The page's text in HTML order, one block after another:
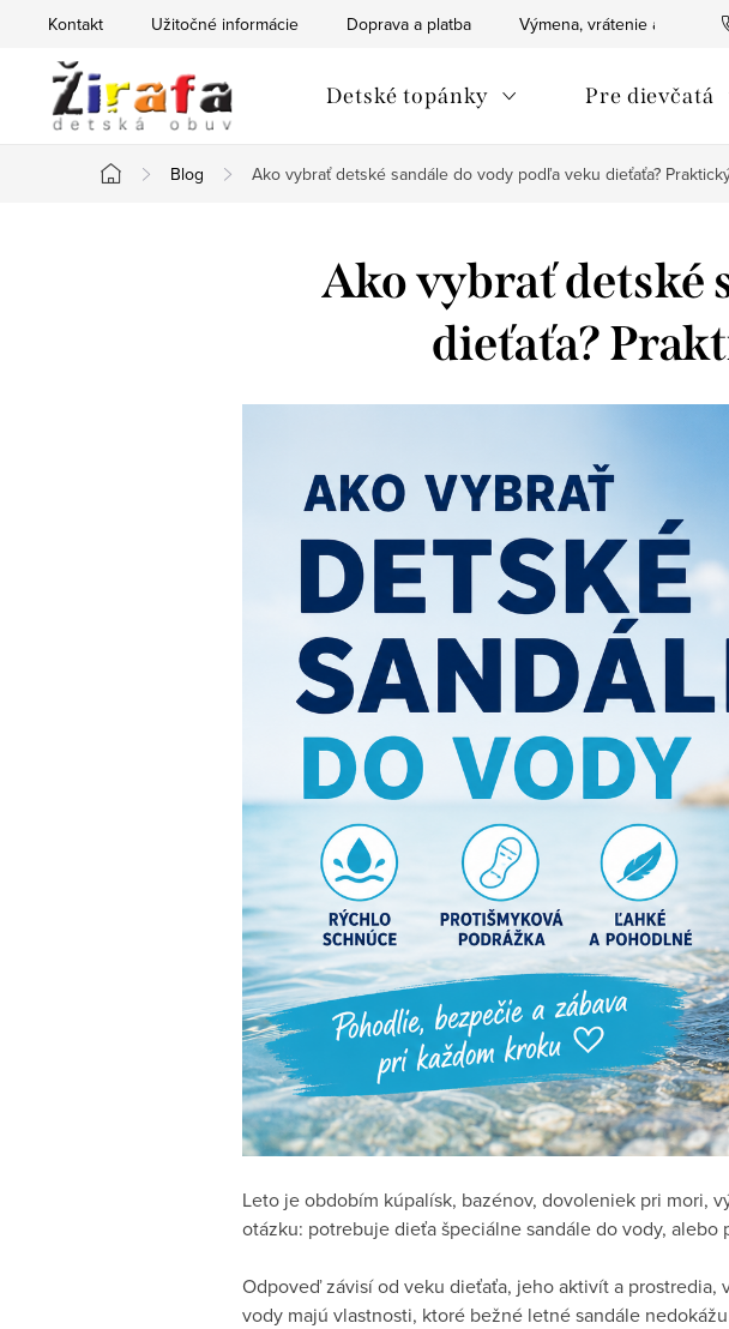
Kontakt Užitočné informácie Doprava a platba Výmena, vrátenie a
Detské topánky Pre dievčatá
Domov
Blog Ako vybrať detské sandále do vody podľa veku dieťaťa?
Ako vybrať detské
dieťaťa?
Leto je obdobím kúpalísk, bazénov, dovoleniek pri mori,
otázku: potrebuje dieťa špeciálne sandále do vody, alebo
Odpoveď závisí od veku dieťaťa, jeho aktivít a
vody majú vlastnosti, ktoré bežné letné sandále